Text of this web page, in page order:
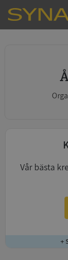
Vår bästa
+